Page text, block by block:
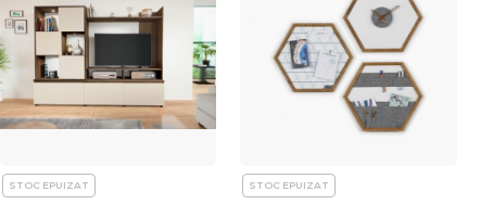
STOC EPUIZAT STOC EPUIZAT